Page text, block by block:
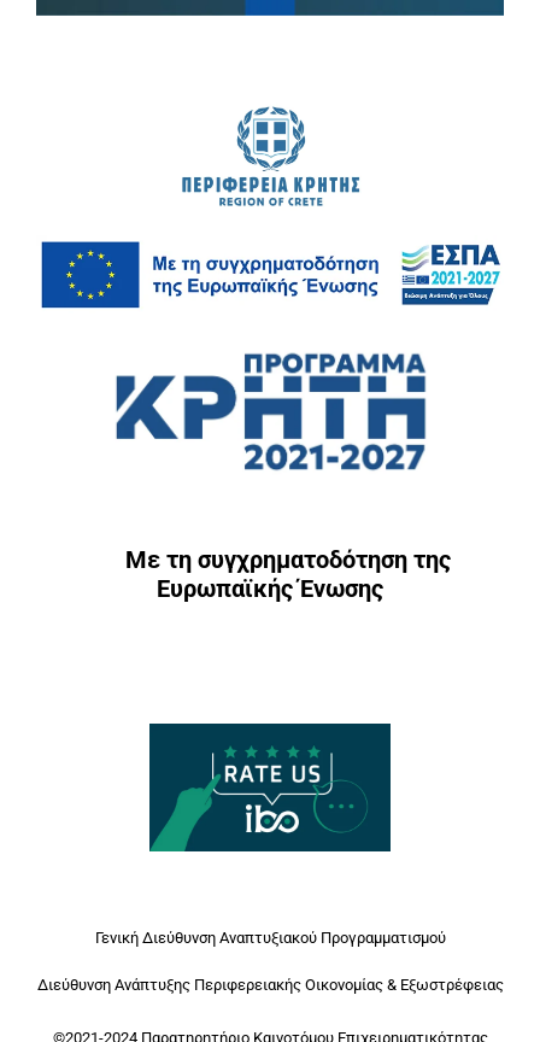
Με τη συγχρηματοδότηση της
Ευρωπαϊκής Ένωσης
Γενική Διεύθυνση Αναπτυξιακού Προγραμματισμού
Διεύθυνση Ανάπτυξης Περιφερειακής Οικονομίας & Εξωστρέφειας
©2021-2024 Παρατηρητήριο Καινοτόμου Επιχειρηματικότητας